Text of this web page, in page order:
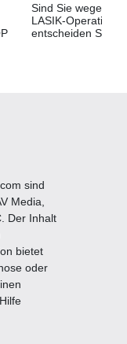
Sind Sie wegen
LASIK-Operation
entscheiden Sie
sind
Media,
Der Inhalt
bietet
oder